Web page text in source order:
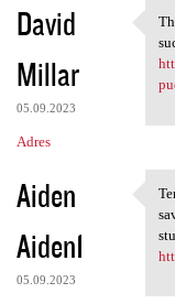
David
Millar
05.09.2023
Adres
Aiden
Aiden1
05.09.2023